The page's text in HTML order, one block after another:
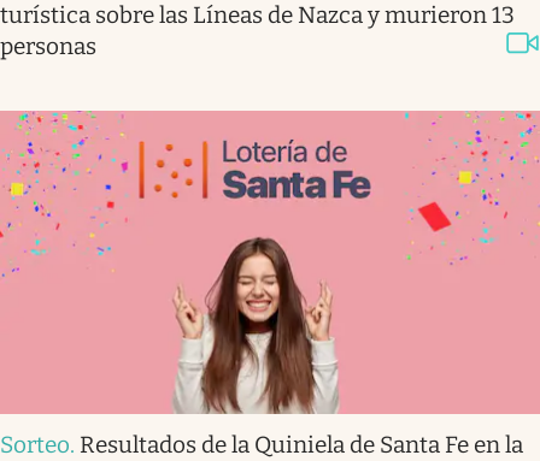
turística sobre las Líneas de Nazca y murieron 13
personas
Sorteo. Resultados de la Quiniela de Santa Fe en la